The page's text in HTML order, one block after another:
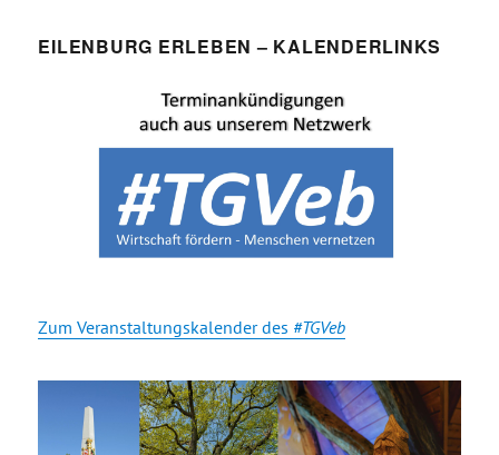
EILENBURG ERLEBEN – KALENDERLINKS
Zum Veranstaltungskalender des #TGVeb